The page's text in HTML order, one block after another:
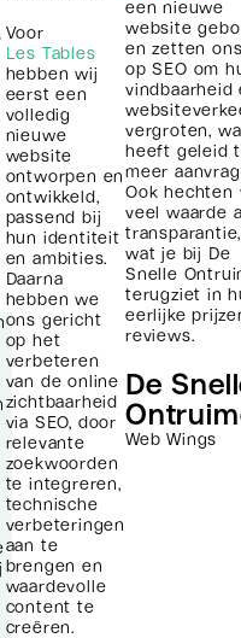
Voor
Les Tables
hebben wij
eerst een
volledig
nieuwe
website
ontworpen en
ontwikkeld,
passend bij
hun identiteit
en ambities.
Daarna
hebben we
ons gericht
op het
verbeteren
van de online
zichtbaarheid
via SEO, door
relevante
zoekwoorden
te integreren,
technische
verbeteringen
aan te
brengen en
waardevolle
content te
creëren.
een nieuwe
website
en zetten
op SEO om
vindbaarheid
vergroten,
heeft geleid
meer
Ook hechten
veel waarde
wat je bij De
Snelle
terugziet in
eerlijke
reviews.
De
Web Wings